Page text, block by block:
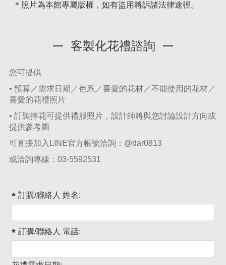
＊照片為本館專屬版權，如有盜用將訴諸法律途徑。
客製化花禮諮詢
您可提供
• 預算／需求日期／色系／喜愛的花材／不能使用的花材／
喜愛的花禮照片
• 訂製捧花可提供禮服照片，設計師將與您討論設計方向或
提供參考圖
可直接加入LINE官方帳號洽詢： @dar0813
或洽詢專線： 03-5592531
訂購/聯絡人 姓名:
訂購/聯絡人 電話: